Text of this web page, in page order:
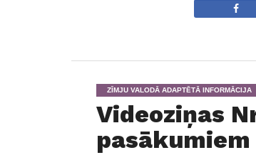
ZĪMJU VALODĀ ADAPTĒTĀ INFORMĀCIJA
Videoziņas